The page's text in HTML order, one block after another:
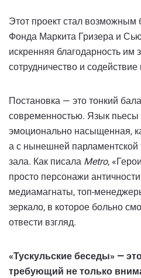
Этот проект стал возможным
Фонда Маркита Гризера и
искренняя благодарность им
сотрудничество и
Постановка — это тонкий
современностью. Язык
эмоционально насыщенная,
а с нынешней
зала. Как писала Metro,
просто персонажи
медиамагнаты, топ-
зеркало, в которое больно
отвести взгляд.
«Тускульские беседы» —
требующий не только